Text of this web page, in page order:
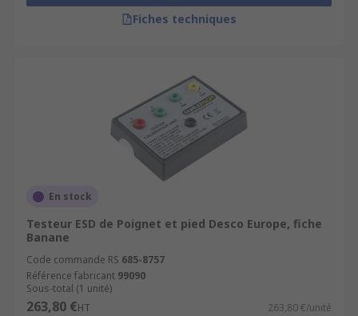
Fiches techniques
En stock
Testeur ESD de Poignet et pied Desco Europe, fiche
Banane
Code commande RS 685-8757
Référence fabricant 99090
Sous-total (1 unité)
263,80 €HT 263,80 €/unité